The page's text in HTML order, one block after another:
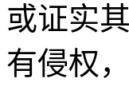
或证实
有侵权